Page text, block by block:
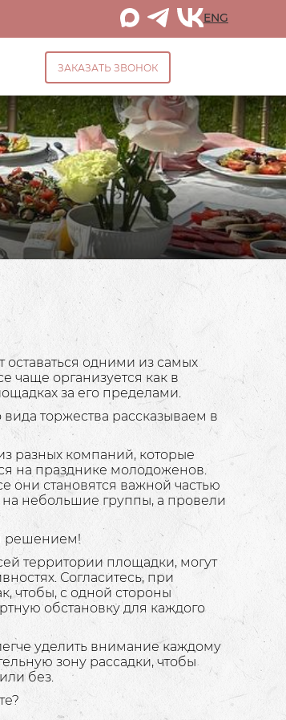
ENG
ЗАКАЗАТЬ ЗВОНОК
одними из самых
чаще организуется как в
за его пределами.
торжества рассказываем в
разных компаний, которые
на празднике молодоженов.
они становятся важной частью
на небольшие группы, а провели
решением!
территории площадки, могут
Согласитесь, при
чтобы, с одной стороны
обстановку для каждого
уделить внимание каждому
зону рассадки, чтобы
без.